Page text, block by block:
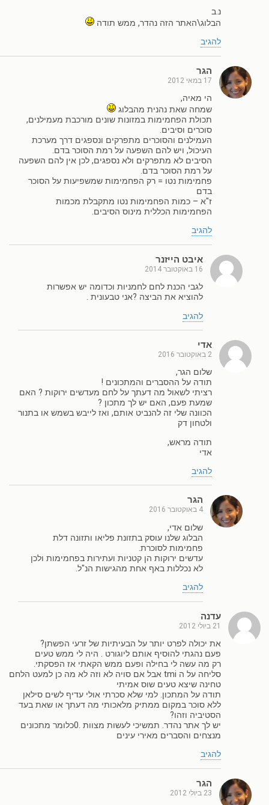
נ.ב
הבלוג\האתר הזה נהדר, ממש תודה
להגיב
הגר
17 במאי 2012
הי מאיה,
שמחה שאת נהנית מהבלוג
תכולת הפחמימות במזונות שונים מורכבת מעמילנים,
סוכרים וסיבים.
העמילנים והסוכרים מתפרקים ונספגים דרך מערכת
העיכול, ויש להם השפעה על רמת הסוכר בדם.
הסיבים לא מתפרקים ולא נספגים, לכן אין להם השפעה
על רמת הסוכר בדם.
פחמימות נטו = רק הפחמימות שמשפיעות על הסוכר
בדם
ז"א – כמות הפחמימות נטו מתקבלת מכמות
הפחמימות הכללית מינוס הסיבים.
להגיב
איבט הייזנר
16 באוקטובר 2014
לגבי הכנת לחם לחמניות וכדומה יש אפשרות
להוציא את הביצה ?אני טבעונית .
להגיב
אדי
2 באוקטובר 2016
שלום הגר,
תודה על ההסברים והמתכונים !
רציתי לשאול מה דעתך על לחם מעדשים ירוקות ? האם
שמעת פעם, האם יש לך מתכון ?
הכוונה שלי זה להנביט אותם, ואז לייבש בשמש או בתנור
ולטחון דק
תודה מראש,
אדי
להגיב
הגר
4 באוקטובר 2016
שלום אדי,
הבלוג שלנו עוסק בתזונת פליאו ותזונה דלת
פחמימות לסוכרת.
עדשים ירוקות הן קטניות ועתירות בפחמימות ולכן
לא נכללות באף אחת מהגישות הנ"ל.
להגיב
עדנה
21 ביולי 2012
את יכולה לפרט יותר על הבעיתיות של זרעי הפשתן?
פעם נהגתי להוסיף אותם ליוגורט . היה לי ממש טעים
רק מה עשה לי בחילה ופעם ממש הקאתי אז הפסקתי.
סליחה על ה tmi אבל אם סויה לא וזה לא מה כן למעט הלחם
טחינה שיצא טעים שוס אמיתי
תודה על המתכון. למי שלא סכרתי אולי עדיף לשים סילאן
ללא סוכר במקום ממתיק מלאכותי מה דעתך או שאת בעד
הסטיביה וזהו?
יש לך אתר נהדר. תמשיכי לעשות מצוות .0כלומר מתכונים
מנצחים והסברים מאירי עינים
להגיב
הגר
23 ביולי 2012